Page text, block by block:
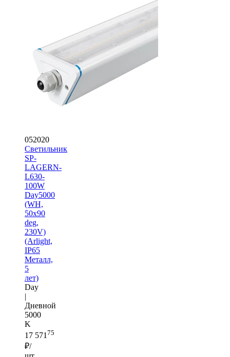
052020
Светильник
SP-
LAGERN-
L630-
100W
Day5000
(WH,
50х90
deg,
230V)
(Arlight,
IP65
Металл,
5
лет)
Day
|
Дневной
5000
K
17 571 75
₽/